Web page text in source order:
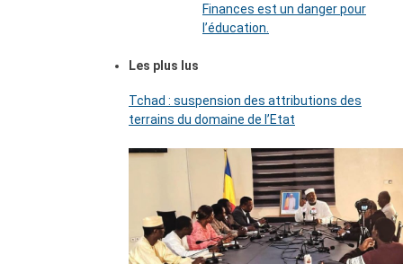
Finances est un danger pour
l’éducation.
Les plus lus
Tchad : suspension des attributions des
terrains du domaine de l’Etat